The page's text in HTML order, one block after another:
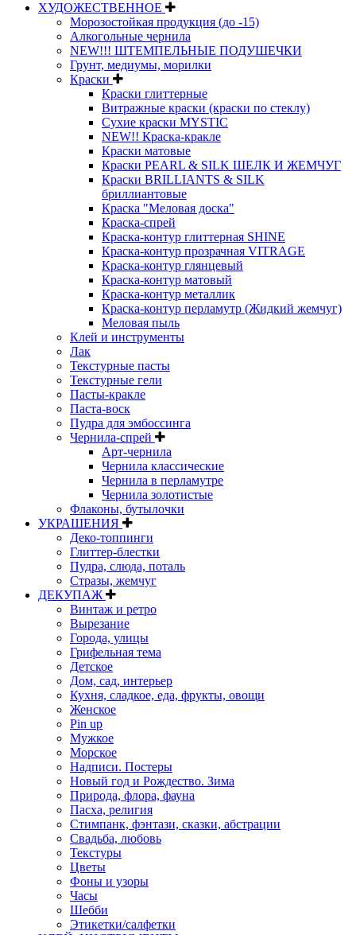
ХУДОЖЕСТВЕННОЕ
Морозостойкая продукция (до -15)
Алкогольные чернила
NEW!!! ШТЕМПЕЛЬНЫЕ ПОДУШЕЧКИ
Грунт, медиумы, морилки
Краски
Краски глиттерные
Витражные краски (краски по стеклу)
Сухие краски MYSTIC
NEW!! Краска-кракле
Краски матовые
Краски PEARL & SILK ШЕЛК И ЖЕМЧУГ
Краски BRILLIANTS & SILK
бриллиантовые
Краска "Меловая доска"
Краска-спрей
Краска-контур глиттерная SHINE
Краска-контур прозрачная VITRAGE
Краска-контур глянцевый
Краска-контур матовый
Краска-контур металлик
Краска-контур перламутр (Жидкий жемчуг)
Меловая пыль
Клей и инструменты
Лак
Текстурные пасты
Текстурные гели
Пасты-кракле
Паста-воск
Пудра для эмбоссинга
Чернила-спрей
Арт-чернила
Чернила классические
Чернила в перламутре
Чернила золотистые
Флаконы, бутылочки
УКРАШЕНИЯ
Деко-топпинги
Глиттер-блестки
Пудра, слюда, поталь
Стразы, жемчуг
ДЕКУПАЖ
Винтаж и ретро
Вырезание
Города, улицы
Грифельная тема
Детское
Дом, сад, интерьер
Кухня, сладкое, еда, фрукты, овощи
Женское
Pin up
Мужкое
Морское
Надписи. Постеры
Новый год и Рождество. Зима
Природа, флора, фауна
Пасха, религия
Стимпанк, фэнтази, сказки, абстрации
Свадьба, любовь
Текстуры
Цветы
Фоны и узоры
Часы
Шебби
Этикетки/салфетки